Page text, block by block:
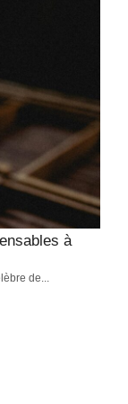
en 2025 ?
variante
le